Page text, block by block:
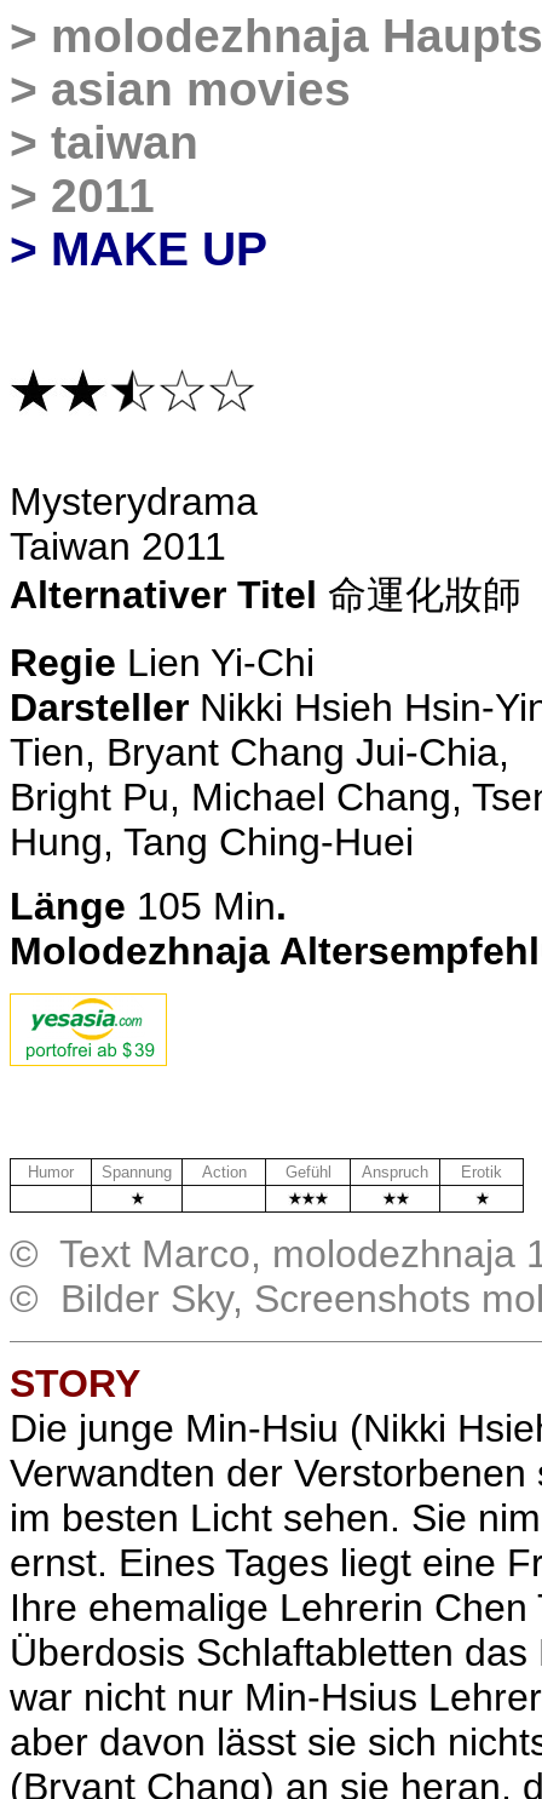
> molodezhnaja
> asian movies
> taiwan
> 2011
> MAKE UP
Mysterydrama
Taiwan 2011
Alternativer Titel 命運化妝師
Regie Lien Yi-Chi
Darsteller Nikki Hsieh Hsin-
Tien, Bryant Chang Jui-Chia,
Bright Pu, Michael Chang,
Hung, Tang Ching-Huei
Länge 105 Min.
Molodezhnaja
Humor Spannung Action Gefühl Anspruch
Erotik
© Text Marco, molodezhnaja
© Bilder Sky, Screenshots
STORY
Die junge Min-Hsiu (Nikki
Verwandten der
im besten Licht sehen. Sie
ernst. Eines Tages liegt eine
Ihre ehemalige Lehrerin
Überdosis Schlaftabletten
war nicht nur Min-Hsius
aber davon lässt sie sich
(Bryant Chang) an sie heran,